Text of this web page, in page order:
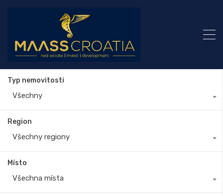
Typ nemovitosti
Všechny
Region
Všechny regiony
Místo
Všechna místa